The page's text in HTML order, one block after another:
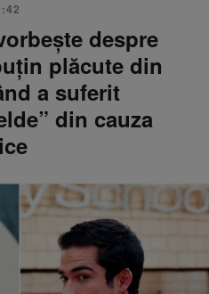
despre
plăcute din
a suferit
din cauza